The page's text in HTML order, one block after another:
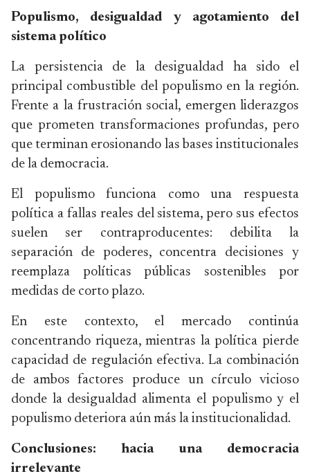
Populismo, desigualdad y agotamiento del
sistema político
La persistencia de la desigualdad ha sido el
principal combustible del populismo en la región.
Frente a la frustración social, emergen liderazgos
que prometen transformaciones profundas, pero
que terminan erosionando las bases institucionales
de la democracia.
El populismo funciona como una respuesta
política a fallas reales del sistema, pero sus efectos
suelen ser contraproducentes: debilita la
separación de poderes, concentra decisiones y
reemplaza políticas públicas sostenibles por
medidas de corto plazo.
En este contexto, el mercado continúa
concentrando riqueza, mientras la política pierde
capacidad de regulación efectiva. La combinación
de ambos factores produce un círculo vicioso
donde la desigualdad alimenta el populismo y el
populismo deteriora aún más la institucionalidad.
Conclusiones: hacia una democracia
irrelevante